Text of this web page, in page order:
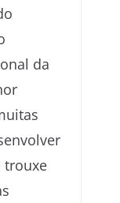
da
trouxe